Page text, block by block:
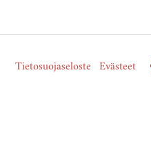
Tietosuojaseloste Evästeet